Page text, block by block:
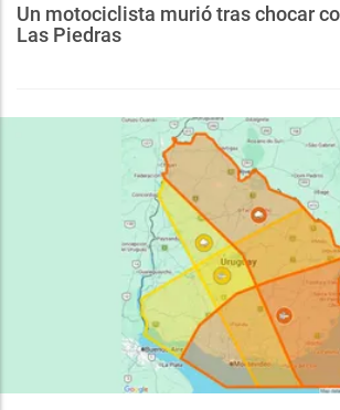
Un motociclista murió tras chocar
Las Piedras